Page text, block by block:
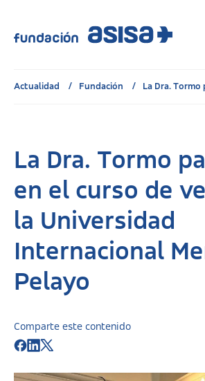
Actualidad Fundación La Dra. Tormo
La Dra. Tormo
en el curso de
la Universidad
Internacional
Pelayo
Comparte este contenido